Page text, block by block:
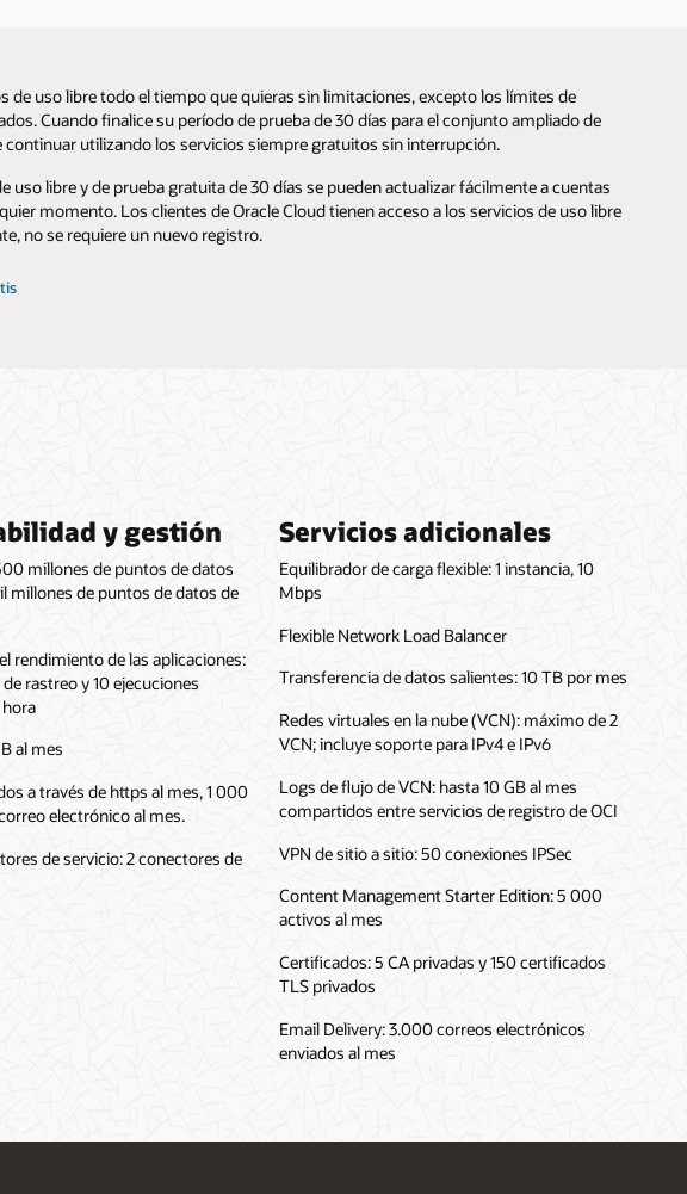
de uso libre todo el tiempo que quieras sin limitaciones, excepto los límites de
Cuando finalice su período de prueba de 30 días para el conjunto ampliado de
continuar utilizando los servicios siempre gratuitos sin interrupción.
uso libre y de prueba gratuita de 30 días se pueden actualizar fácilmente a cuentas
momento. Los clientes de Oracle Cloud tienen acceso a los servicios de uso libre
no se requiere un nuevo registro.
y gestión
millones de puntos de datos
millones de puntos de datos de
rendimiento de las aplicaciones:
rastreo y 10 ejecuciones
al mes
a través de https al mes, 1 000
electrónico al mes.
de servicio: 2 conectores de
Servicios adicionales
Equilibrador de carga flexible: 1 instancia, 10
Mbps
Flexible Network Load Balancer
Transferencia de datos salientes: 10 TB por mes
Redes virtuales en la nube (VCN): máximo de 2
VCN; incluye soporte para IPv4 e IPv6
Logs de flujo de VCN: hasta 10 GB al mes
compartidos entre servicios de registro de OCI
VPN de sitio a sitio: 50 conexiones IPSec
Content Management Starter Edition: 5 000
activos al mes
Certificados: 5 CA privadas y 150 certificados
TLS privados
Email Delivery: 3.000 correos electrónicos
enviados al mes